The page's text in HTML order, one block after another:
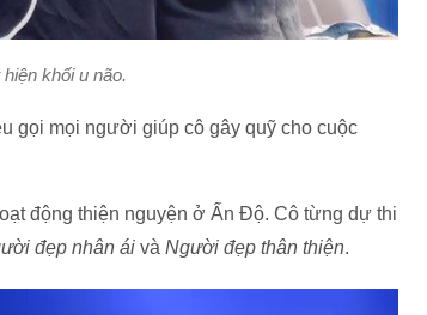
khối u não.
gọi mọi người giúp cô gây quỹ cho cuộc
động thiện nguyện ở Ấn Độ. Cô từng dự thi
đẹp nhân ái và Người đẹp thân thiện.